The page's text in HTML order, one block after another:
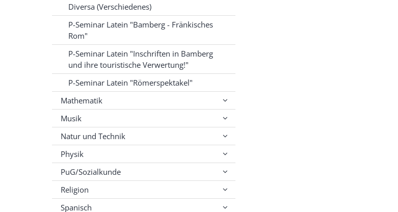
Diversa (Verschiedenes)
P-Seminar Latein "Bamberg - Fränkisches
Rom"
P-Seminar Latein "Inschriften in Bamberg
und ihre touristische Verwertung!"
P-Seminar Latein "Römerspektakel"
Mathematik
Musik
Natur und Technik
Physik
PuG/Sozialkunde
Religion
Spanisch